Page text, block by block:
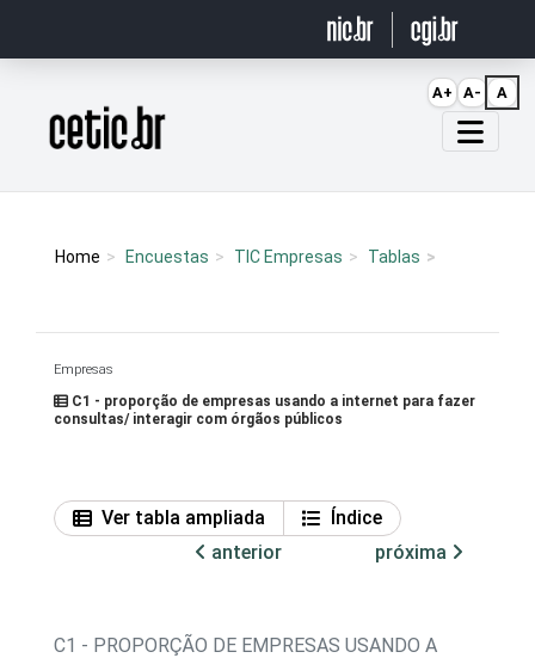
Página inicial
Home Encuestas TIC Empresas Tablas
Empresas
C1 - proporção de empresas usando a internet para fazer
consultas/ interagir com órgãos públicos
Ver tabla ampliada
Índice
anterior
próxima
C1 - PROPORÇÃO DE EMPRESAS USANDO A
A+ A- A